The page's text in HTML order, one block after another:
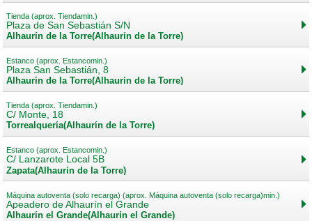
Tienda (aprox. Tiendamin.)
Plaza de San Sebastián S/N
Alhaurín de la Torre(Alhaurín de la Torre)
Estanco (aprox. Estancomin.)
Plaza San Sebastián, 8
Alhaurín de la Torre(Alhaurín de la Torre)
Tienda (aprox. Tiendamin.)
C/ Monte, 18
Torrealquería(Alhaurín de la Torre)
Estanco (aprox. Estancomin.)
C/ Lanzarote Local 5B
Zapata(Alhaurín de la Torre)
Máquina autoventa (solo recarga) (aprox. Máquina autoventa (solo recarga)min.)
Apeadero de Alhaurín el Grande
Alhaurín el Grande(Alhaurín el Grande)